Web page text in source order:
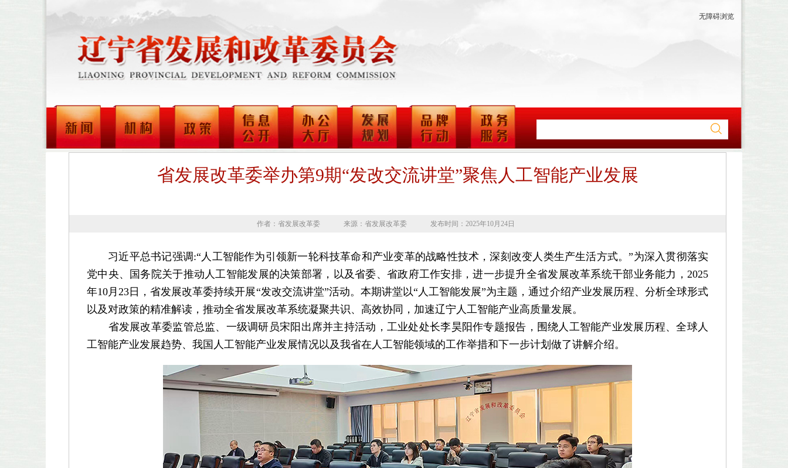
无障碍浏览
省发展改革委举办第9期“发改交流讲堂”聚焦人工智能产业发展
作者：省发展改革委 来源：省发展改革委 发布时间：2025年10月24日
习近平总书记强调:“人工智能作为引领新一轮科技革命和产业变革的战略性技术，深刻改变人类生产生活方式。”为深入贯彻落实
党中央、国务院关于推动人工智能发展的决策部署，以及省委、省政府工作安排，进一步提升全省发展改革系统干部业务能力，2025
年10月23日，省发展改革委持续开展“发改交流讲堂”活动。本期讲堂以“人工智能发展”为主题，通过介绍产业发展历程、分析全球形式
以及对政策的精准解读，推动全省发展改革系统凝聚共识、高效协同，加速辽宁人工智能产业高质量发展。
省发展改革委监管总监、一级调研员宋阳出席并主持活动，工业处处长李昊阳作专题报告，围绕人工智能产业发展历程、全球人
工智能产业发展趋势、我国人工智能产业发展情况以及我省在人工智能领域的工作举措和下一步计划做了讲解介绍。